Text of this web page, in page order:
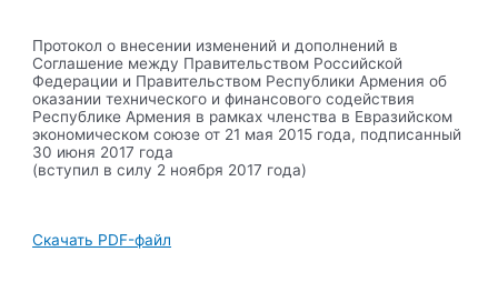
Протокол о внесении изменений и дополнений в
Соглашение между Правительством Российской
Федерации и Правительством Республики Армения об
оказании технического и финансового содействия
Республике Армения в рамках членства в Евразийском
экономическом союзе от 21 мая 2015 года, подписанный
30 июня 2017 года
(вступил в силу 2 ноября 2017 года)
Скачать PDF-файл